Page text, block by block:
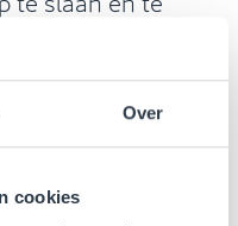
Over
cookies
labels, die
van informatie dat
RFID-labels de
op te